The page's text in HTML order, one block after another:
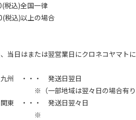
込)全国一律
税込)以上の場合
当日はまたは翌営業日にクロネコヤマトに
九州 ・・・ 発送日翌日
地域は翌々日の場合有り
関東 ・・・ 発送日翌々日